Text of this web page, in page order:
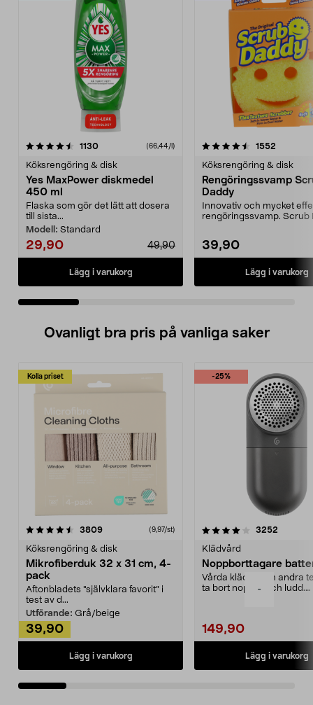
-
1130recensioner (66,44/l)
Köksrengöring & disk
Yes MaxPower diskmedel
450 ml
Flaska som gör det lätt att dosera
till sista...
Modell: Standard
29,90 49,90
Lägg i varukorg
4.5 av 5 stjärnor 1552
Köksrengöring & disk
Rengöringssvamp
Daddy
Innovativ och mycket
rengöringssvamp. Scrub
39,90
Lägg i varukorg
4.5 av 5 stjärnor
Ovanligt bra pris på vanliga saker
Kolla priset
3809recensioner (9,97/st)
Köksrengöring & disk
Mikrofiberduk 32 x 31 cm, 4-
pack
Aftonbladets "självklara favorit” i
test av d...
Utförande: Grå/beige
39,90
Lägg i varukorg
-25%
4.0av 5 stjärnor 3252
Klädvård
Noppborttagare
Vårda kläder och andra
ta bort noppor och ludd.
149,90
Lägg i varukorg
4.5av 5 stjärnor